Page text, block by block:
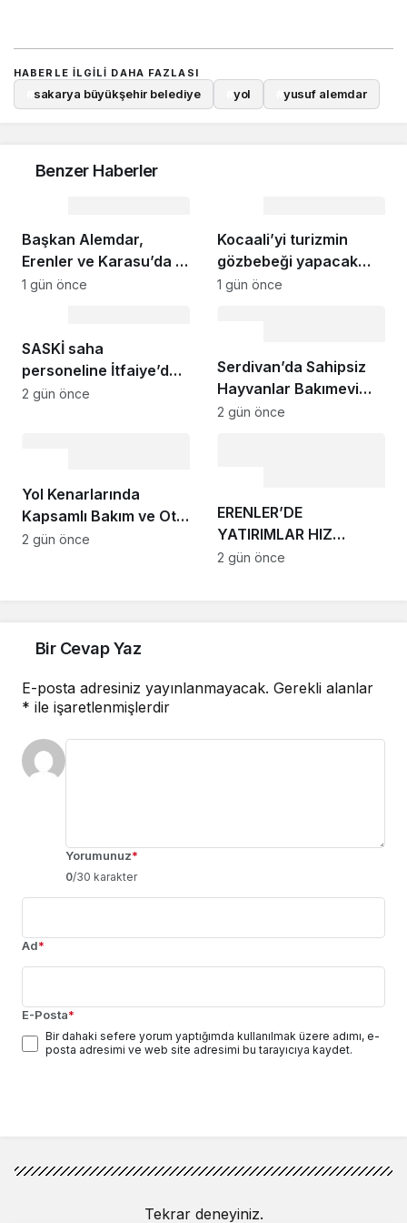
HABERLE ILGILI DAHA FAZLASI
sakarya büyükşehir belediye yol yusuf alemdar
Benzer Haberler
Başkan Alemdar,
Erenler ve Karasu’da 2
mahalleyi ziyaret etti:
hayata geçtiği bir
dönem yaşıyoruz”
1 gün önce
Kocaali’yi turizmin
gözbebeği yapacak
sahil projelerini ilk kez
1 gün önce
SASKİ saha
personeline İtfaiye’den
uygulamalı güvenlik
2 gün önce
Serdivan’da Sahipsiz
Hayvanlar Bakımevi
Hizmete Açılıyor: Can
2 gün önce
Yol Kenarlarında
Kapsamlı Bakım ve Ot
Temizliği
2 gün önce
ERENLER’DE
YATIRIMLAR HIZ
KESMİYOR
2 gün önce
Bir Cevap Yaz
E-posta adresiniz yayınlanmayacak. Gerekli alanlar
* ile işaretlenmişlerdir
Yorumunuz*
0/30 karakter
Ad*
E-Posta*
Bir dahaki sefere yorum yaptığımda kullanılmak üzere adımı, e-
posta adresimi ve web site adresimi bu tarayıcıya kaydet.
Tekrar deneyiniz.